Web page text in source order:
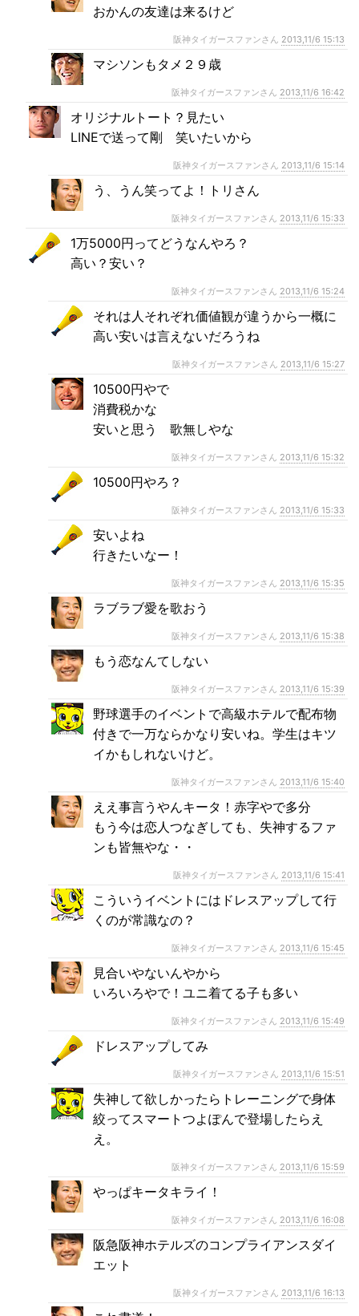
おかんの友達は来るけど
阪神タイガースファンさん 2013,11/6 15:13
マシソンもタメ２９歳
阪神タイガースファンさん 2013,11/6 16:42
オリジナルトート？見たい
LINEで送って剛 笑いたいから
阪神タイガースファンさん 2013,11/6 15:14
う、うん笑ってよ！トリさん
阪神タイガースファンさん 2013,11/6 15:33
1万5000円ってどうなんやろ？
高い？安い？
阪神タイガースファンさん 2013,11/6 15:24
それは人それぞれ価値観が違うから一概に
高い安いは言えないだろうね
阪神タイガースファンさん 2013,11/6 15:27
10500円やで
消費税かな
安いと思う 歌無しやな
阪神タイガースファンさん 2013,11/6 15:32
10500円やろ？
阪神タイガースファンさん 2013,11/6 15:33
安いよね
行きたいなー！
阪神タイガースファンさん 2013,11/6 15:35
ラブラブ愛を歌おう
阪神タイガースファンさん 2013,11/6 15:38
もう恋なんてしない
阪神タイガースファンさん 2013,11/6 15:39
野球選手のイベントで高級ホテルで配布物
付きで一万ならかなり安いね。学生はキツ
イかもしれないけど。
阪神タイガースファンさん 2013,11/6 15:40
ええ事言うやんキータ！赤字やで多分
もう今は恋人つなぎしても、失神するファ
ンも皆無やな・・
阪神タイガースファンさん 2013,11/6 15:41
こういうイベントにはドレスアップして行
くのが常識なの？
阪神タイガースファンさん 2013,11/6 15:45
見合いやないんやから
いろいろやで！ユニ着てる子も多い
阪神タイガースファンさん 2013,11/6 15:49
ドレスアップしてみ
阪神タイガースファンさん 2013,11/6 15:51
失神して欲しかったらトレーニングで身体
絞ってスマートつよぽんで登場したらえ
え。
阪神タイガースファンさん 2013,11/6 15:59
やっぱキータキライ！
阪神タイガースファンさん 2013,11/6 16:08
阪急阪神ホテルズのコンプライアンスダイ
エット
阪神タイガースファンさん 2013,11/6 16:13